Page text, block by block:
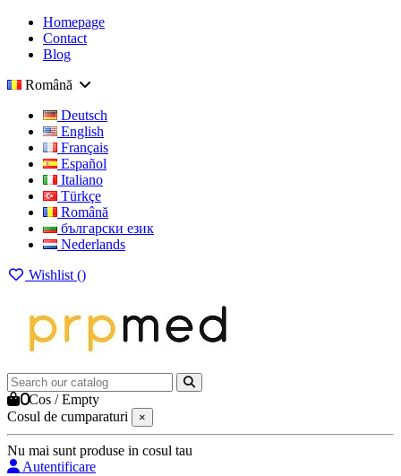
Homepage
Contact
Blog
Română
Deutsch
English
Français
Español
Italiano
Türkçe
Română
български език
Nederlands
Wishlist ()
0Cos /Empty
Cosul de cumparaturi
×
Nu mai sunt produse in cosul tau
Autentificare